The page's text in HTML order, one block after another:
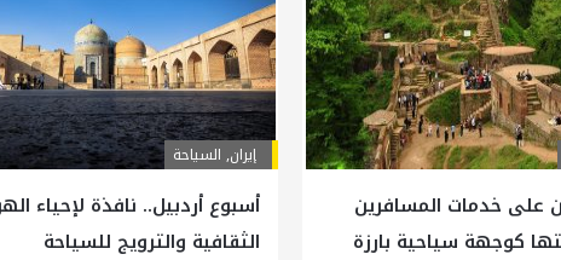
على خدمات المسافرين
كوجهة سياحية بارزة
إيران, السياحة
أسبوع أردبيل.. نافذة لإحياء
الثقافية والترويج للسياحة